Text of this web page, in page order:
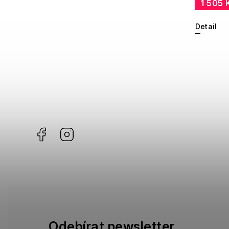
1 505
Detail
Facebook